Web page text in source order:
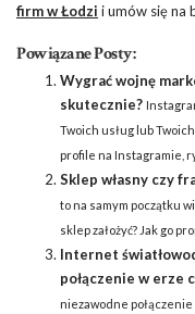
firm w Łodzi i umów się na
Powiązane Posty:
Wygrać wojnę
skutecznie?
Twoich usług lub
profile na Instagramie,
Sklep własny czy
to na samym początku
sklep założyć? Jak go
Internet
połączenie w erze
niezawodne